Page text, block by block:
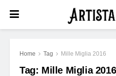
Home Tag Mille Miglia 2016
Tag: Mille Miglia 2016